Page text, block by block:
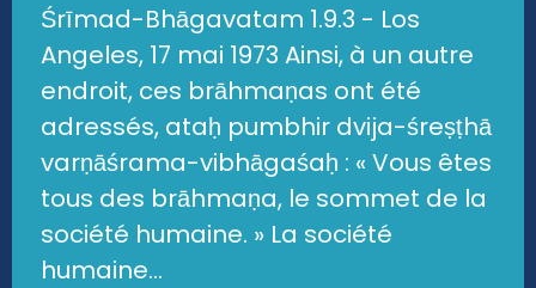
Śrīmad-Bhāgavatam 1.9.3 - Los
Angeles, 17 mai 1973 Ainsi, à un autre
endroit, ces brāhmaṇas ont été
adressés, ataḥ pumbhir dvija-śreṣṭhā
varṇāśrama-vibhāgaśaḥ : « Vous êtes
tous des brāhmaṇa, le sommet de la
société humaine. » La société
humaine...